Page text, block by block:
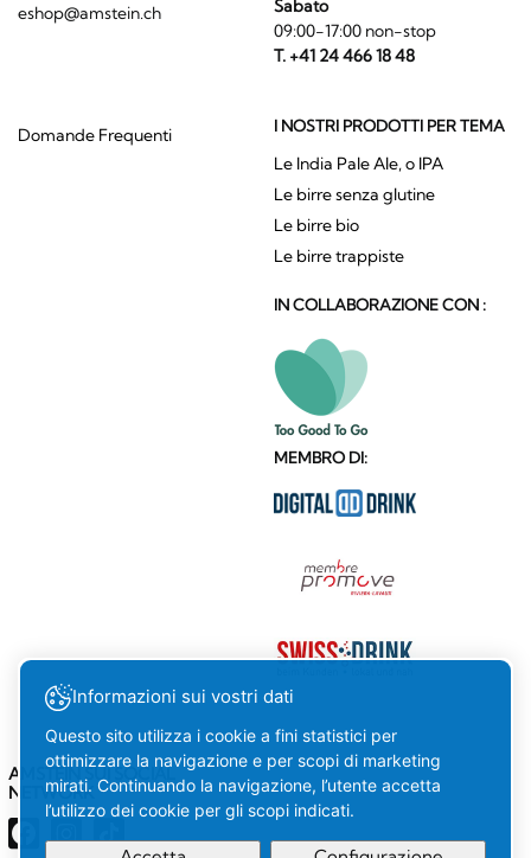
eshop@amstein.ch
Sabato
09:00-17:00 non-stop
T. +41 24 466 18 48
Domande Frequenti I NOSTRI PRODOTTI PER TEMA
Le India Pale Ale, o IPA
Le birre senza glutine
Le birre bio
Le birre trappiste
IN COLLABORAZIONE CON :
MEMBRO DI:
AMSTEIN SUI SOCIAL
NETWORK
Informazioni sui vostri dati
Questo sito utilizza i cookie a fini statistici per
ottimizzare la navigazione e per scopi di marketing
mirati. Continuando la navigazione, l’utente accetta
l’utilizzo dei cookie per gli scopi indicati.